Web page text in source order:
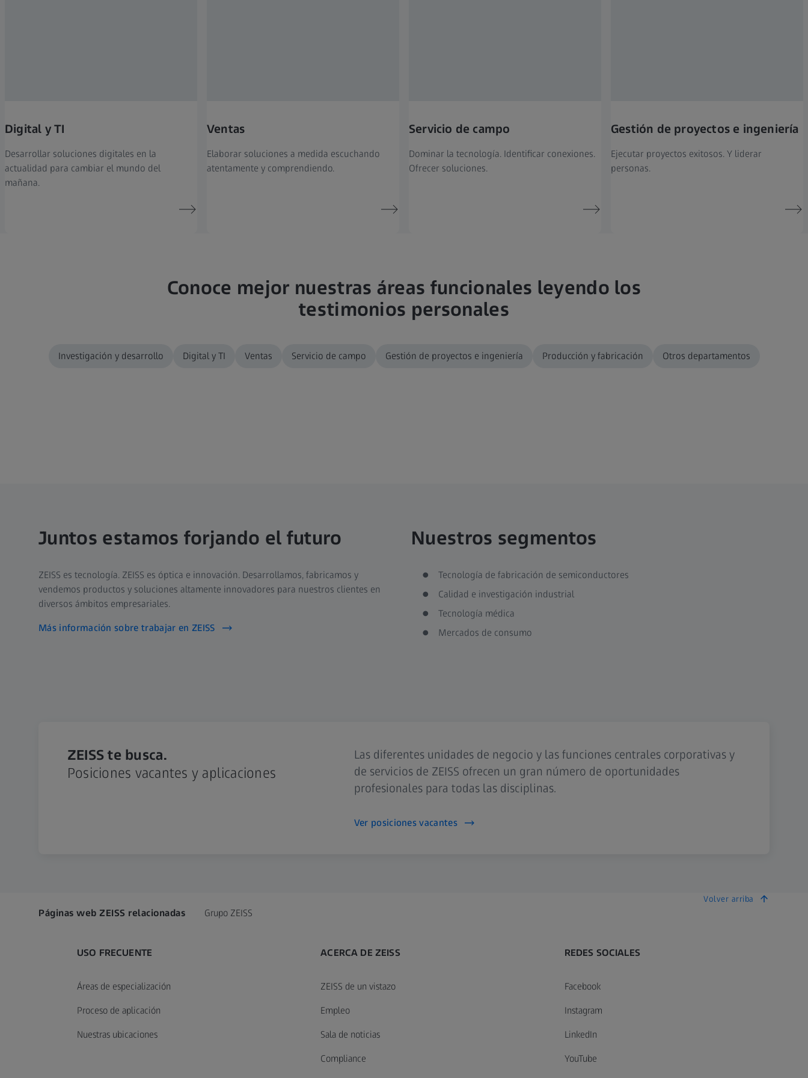
Digital y TI
Desarrollar soluciones digitales en la
actualidad para cambiar el mundo del
mañana.
Ventas
Elaborar soluciones a medida escuchando
atentamente y comprendiendo.
Servicio de campo
Dominar la tecnología. Identificar conexiones.
Ofrecer soluciones.
Gestión de proyectos e ingeniería
Ejecutar proyectos exitosos. Y liderar
personas.
Conoce mejor nuestras áreas funcionales leyendo los
testimonios personales
Investigación y desarrollo Digital y TI Ventas Servicio de campo Gestión de proyectos e ingeniería Producción y fabricación Otros departamentos
Juntos estamos forjando el futuro
ZEISS es tecnología. ZEISS es óptica e innovación. Desarrollamos, fabricamos y
vendemos productos y soluciones altamente innovadores para nuestros clientes en
diversos ámbitos empresariales.
Más información sobre trabajar en ZEISS
Nuestros segmentos
Tecnología de fabricación de semiconductores
Calidad e investigación industrial
Tecnología médica
Mercados de consumo
ZEISS te busca.
Posiciones vacantes y aplicaciones
Las diferentes unidades de negocio y las funciones centrales corporativas y
de servicios de ZEISS ofrecen un gran número de oportunidades
profesionales para todas las disciplinas.
Ver posiciones vacantes
Volver arriba
Páginas web ZEISS relacionadas Grupo ZEISS
USO FRECUENTE
Áreas de especialización
Proceso de aplicación
Nuestras ubicaciones
ACERCA DE ZEISS
ZEISS de un vistazo
Empleo
Sala de noticias
Compliance
REDES SOCIALES
Facebook
Instagram
LinkedIn
YouTube